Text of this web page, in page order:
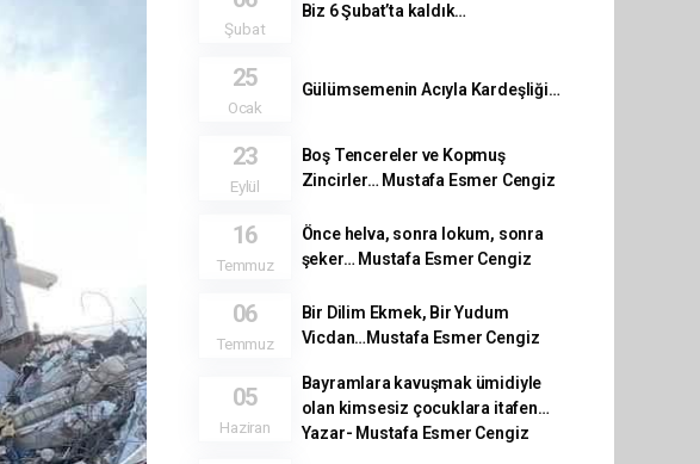
Şubat
Biz 6 Şubat’ta kaldık…
25
Ocak
Gülümsemenin Acıyla Kardeşliği…
23
Eylül
Boş Tencereler ve Kopmuş
Zincirler… Mustafa Esmer Cengiz
16
Temmuz
Önce helva, sonra lokum, sonra
şeker… Mustafa Esmer Cengiz
06
Temmuz
Bir Dilim Ekmek, Bir Yudum
Vicdan…Mustafa Esmer Cengiz
05
Haziran
Bayramlara kavuşmak ümidiyle
olan kimsesiz çocuklara itafen…
Yazar- Mustafa Esmer Cengiz